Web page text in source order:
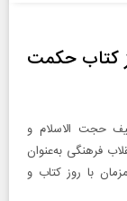
کتاب حکمت
حجت الاسلام و
فرهنگی به‌عنوان
با روز کتاب و